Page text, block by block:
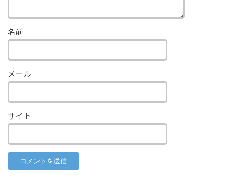
名前
メール
サイト